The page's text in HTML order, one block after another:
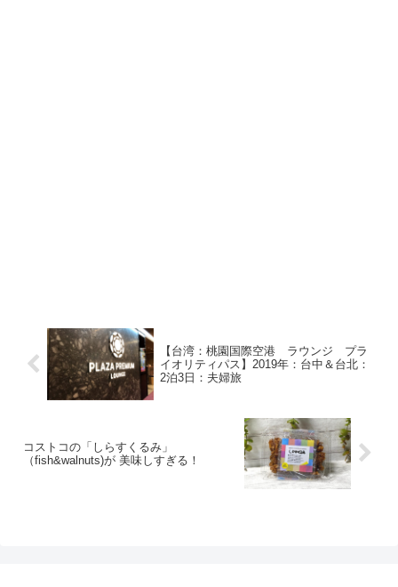
【台湾：桃園国際空港 ラウンジ プラ
イオリティパス】2019年：台中＆台北：
2泊3日：夫婦旅
コストコの「しらすくるみ」
（fish&walnuts)が 美味しすぎる！